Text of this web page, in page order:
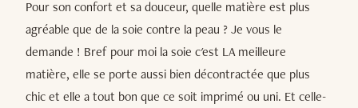
Pour son confort et sa douceur, quelle matière est plus
agréable que de la soie contre la peau ? Je vous le
demande ! Bref pour moi la soie c'est LA meilleure
matière, elle se porte aussi bien décontractée que plus
chic et elle a tout bon que ce soit imprimé ou uni. Et celle-